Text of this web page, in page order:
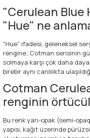
"Cerulean Blue
"Hue" ne
"Hue" ifadesi, geleneksel
rengine; Cotman serisinin
solmaya karşı çok daha
birebir aynı canlılıkta
Cotman
renginin
Bu renk yarı-opak (semi-
yapısı, kağıt üzerinde